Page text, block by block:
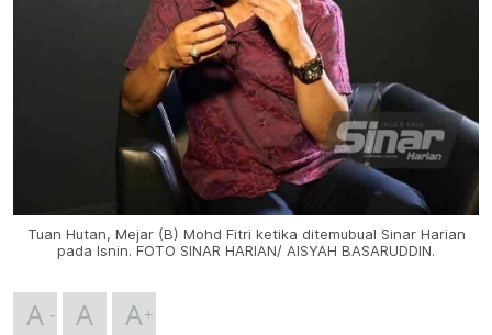
Tuan Hutan, Mejar (B) Mohd Fitri ketika ditemubual Sinar Harian
pada Isnin. FOTO SINAR HARIAN/ AISYAH BASARUDDIN.
A A A